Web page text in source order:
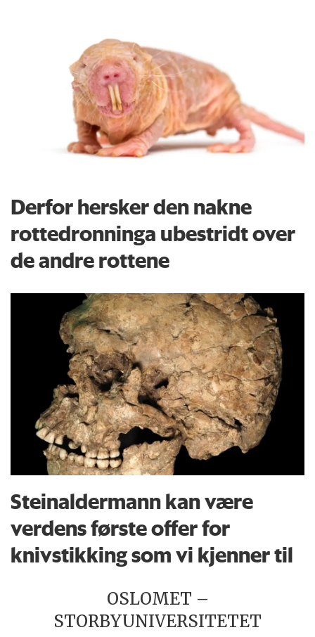
Derfor hersker den nakne
rottedronninga ubestridt over
de andre rottene
Steinaldermann kan være
verdens første offer for
knivstikking som vi kjenner til
OSLOMET –
STORBYUNIVERSITETET